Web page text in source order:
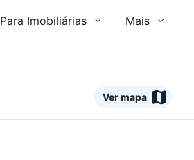
Para Imobiliárias Mais
Ver mapa